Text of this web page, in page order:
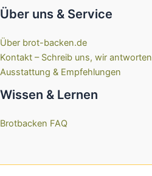
Über uns & Service
Über brot-backen.de
Kontakt – Schreib uns, wir antworten
Ausstattung & Empfehlungen
Wissen & Lernen
Brotbacken FAQ